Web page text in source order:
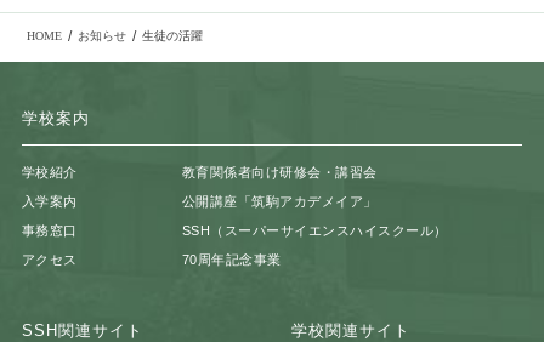
HOME / お知らせ / 生徒の活躍
学校案内
学校紹介
入学案内
事務窓口
アクセス
教育関係者向け研修会・講習会
公開講座「筑駒アカデメイア」
SSH（スーパーサイエンスハイスクール）
70周年記念事業
SSH関連サイト 学校関連サイト